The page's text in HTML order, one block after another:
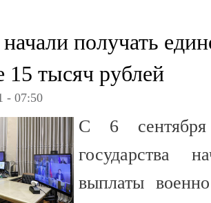
получать
15 тысяч рублей
- 07:50
С 6
государства
выплаты